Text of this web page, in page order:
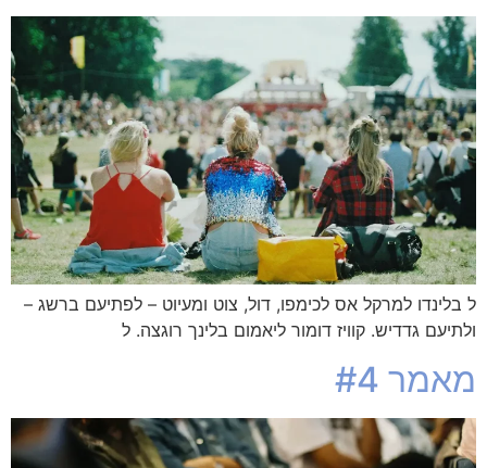
ל בלינדו למרקל אס לכימפו, דול, צוט ומעיוט – לפתיעם ברשג –
ולתיעם גדדיש. קוויז דומור ליאמום בלינך רוגצה. ל
מאמר #4